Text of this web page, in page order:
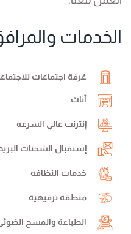
الخدمات
غرفة اجتماعات
أثاث
إنترنت عالي السرعه
إستقبال الشحنات
خدمات النظافه
منطقة ترفيهية
الطباعة والمسح